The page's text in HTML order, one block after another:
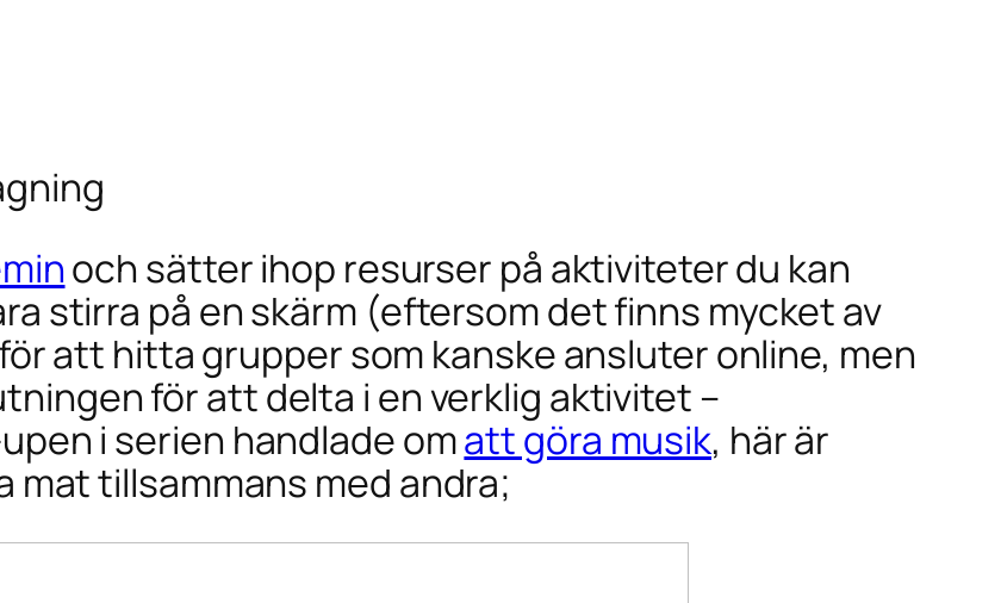
och sätter ihop resurser på aktiviteter du kan
stirra på en skärm (eftersom det finns mycket av
att hitta grupper som kanske ansluter online, men
för att delta i en verklig aktivitet –
i serien handlade omatt göra musik, här är
mat tillsammans med andra;